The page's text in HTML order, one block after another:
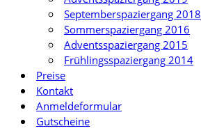
Septemberspaziergang 2018
Sommerspaziergang 2016
Adventsspaziergang 2015
Frühlingsspaziergang 2014
Preise
Kontakt
Anmeldeformular
Gutscheine